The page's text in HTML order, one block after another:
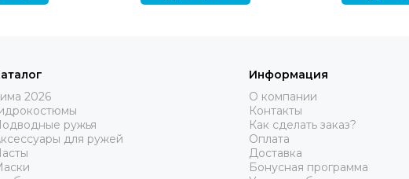
2026
ружья
для ружей
Информация
О компании
Контакты
Как сделать заказ?
Оплата
Доставка
Бонусная программа